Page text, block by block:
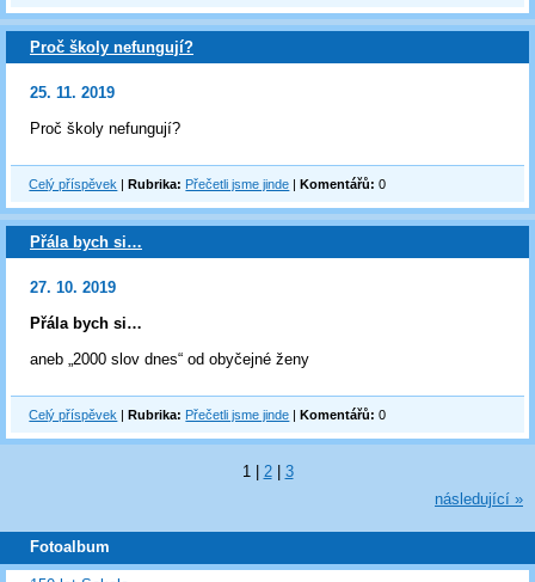
Proč školy nefungují?
25. 11. 2019
Proč školy nefungují?
Celý příspěvek |Rubrika: Přečetli jsme jinde |Komentářů: 0
Přála bych si…
27. 10. 2019
Přála bych si…
aneb „2000 slov dnes“ od obyčejné ženy
Celý příspěvek |Rubrika: Přečetli jsme jinde |Komentářů: 0
1 2
3
následující »
Fotoalbum